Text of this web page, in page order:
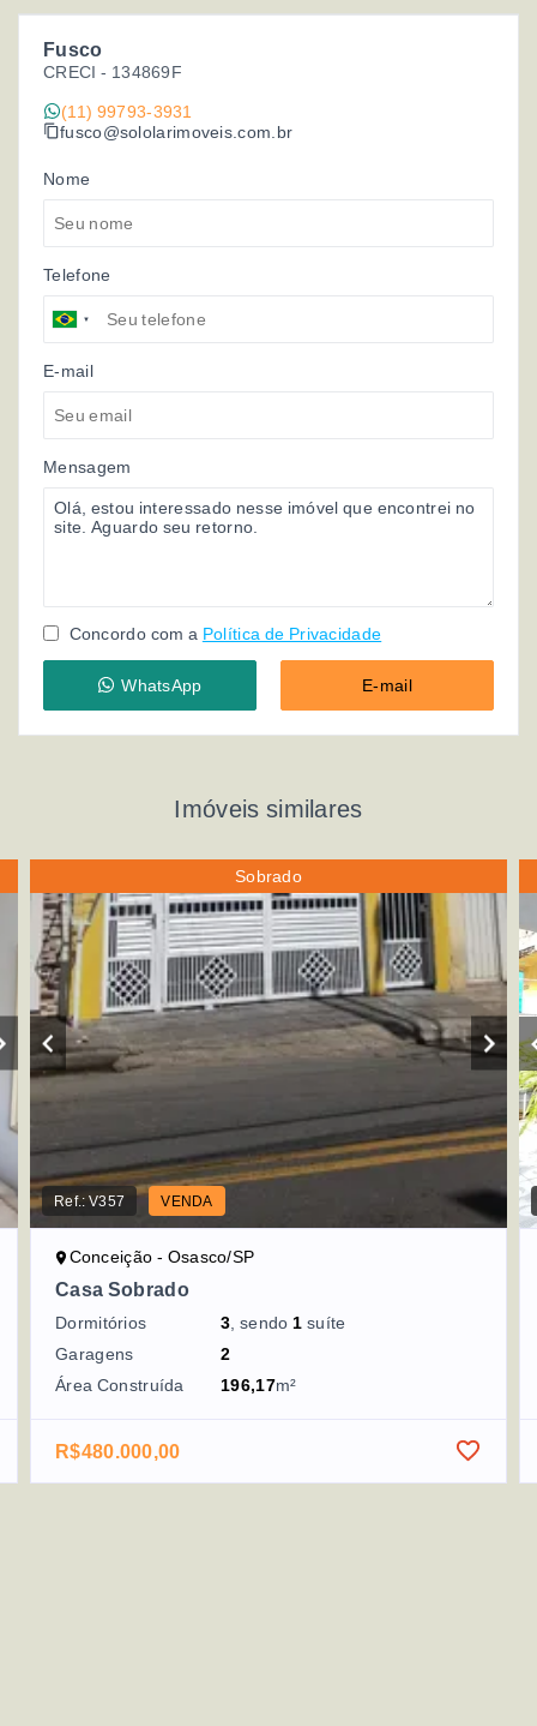
Fusco
CRECI - 134869F
(11) 99793-3931
fusco@sololarimoveis.com.br
Nome
Telefone
E-mail
Mensagem
Concordo com a Política de Privacidade
WhatsApp E-mail
Imóveis similares
Sobrado
Ref.:V357 VENDA
Conceição - Osasco/SP
Casa Sobrado
Dormitórios 3, sendo1 suíte
Garagens
2
Área Construída
196,17m²
R$480.000,00